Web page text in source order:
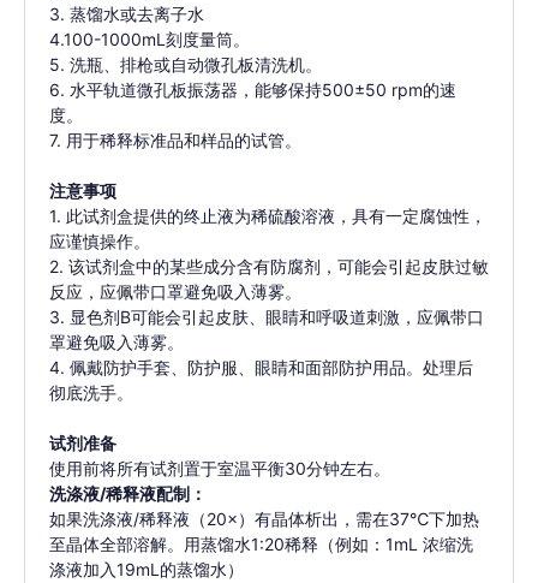
3. 蒸馏水或去离子水
4.100-1000mL刻度量筒。
5. 洗瓶、排枪或自动微孔板清洗机。
6. 水平轨道微孔板振荡器，能够保持500±50 rpm的速
度。
7. 用于稀释标准品和样品的试管。
注意事项
1. 此试剂盒提供的终止液为稀硫酸溶液，具有一定腐蚀性，
应谨慎操作。
2. 该试剂盒中的某些成分含有防腐剂，可能会引起皮肤过敏
反应，应佩带口罩避免吸入薄雾。
3. 显色剂B可能会引起皮肤、眼睛和呼吸道刺激，应佩带口
罩避免吸入薄雾。
4. 佩戴防护手套、防护服、眼睛和面部防护用品。处理后
彻底洗手。
试剂准备
使用前将所有试剂置于室温平衡30分钟左右。
洗涤液/稀释液配制：
如果洗涤液/稀释液（20×）有晶体析出，需在37℃下加热
⾄晶体全部溶解。用蒸馏水1:20稀释（例如：1mL 浓缩洗
涤液加入19mL的蒸馏水）